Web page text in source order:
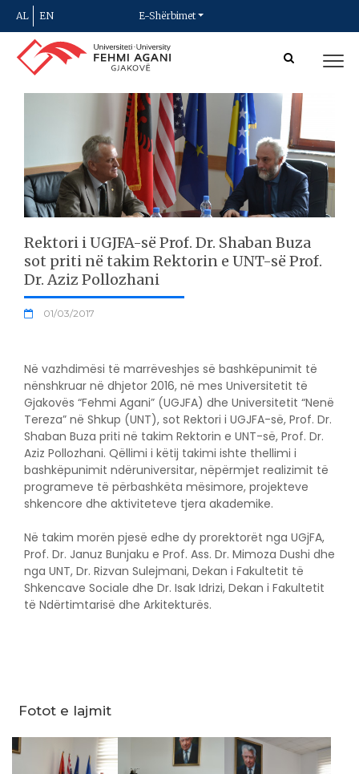
AL EN E-Shërbimet
Rektori i UGJFA-së Prof. Dr. Shaban Buza
sot priti në takim Rektorin e UNT-së Prof.
Dr. Aziz Pollozhani
01/03/2017
Në vazhdimësi të marrëveshjes së bashkëpunimit të
nënshkruar në dhjetor 2016, në mes Universitetit të
Gjakovës “Fehmi Agani” (UGJFA) dhe Universitetit “Nenë
Tereza” në Shkup (UNT), sot Rektori i UGJFA-së, Prof. Dr.
Shaban Buza priti në takim Rektorin e UNT-së, Prof. Dr.
Aziz Pollozhani. Qëllimi i këtij takimi ishte thellimi i
bashkëpunimit ndëruniversitar, nëpërmjet realizimit të
programeve të përbashkëta mësimore, projekteve
shkencore dhe aktiviteteve tjera akademike.
Në takim morën pjesë edhe dy prorektorët nga UGjFA,
Prof. Dr. Januz Bunjaku e Prof. Ass. Dr. Mimoza Dushi dhe
nga UNT, Dr. Rizvan Sulejmani, Dekan i Fakultetit të
Shkencave Sociale dhe Dr. Isak Idrizi, Dekan i Fakultetit
të Ndërtimtarisë dhe Arkitekturës.
Fotot e lajmit